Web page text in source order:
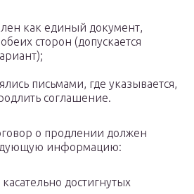
как единый документ,
сторон (допускается
письмами, где указывается,
соглашение.
о продлении должен
информацию:
достигнутых